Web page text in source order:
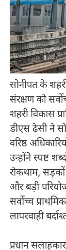
सोनीपत के
संरक्षण को
शहरी विकास
डीएस ढेसी ने
वरिष्ठ
उन्होंने स्पष्ट
रोकथाम, सड़कों
और बड़ी
सर्वोच्च
लापरवाही
प्रधान